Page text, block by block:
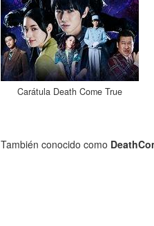
Carátula Death Come True
También conocido como